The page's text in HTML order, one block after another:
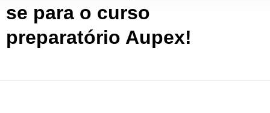
se para o curso
preparatório Aupex!